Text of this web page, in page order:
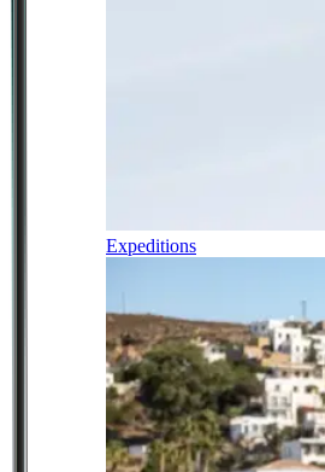
Expeditions